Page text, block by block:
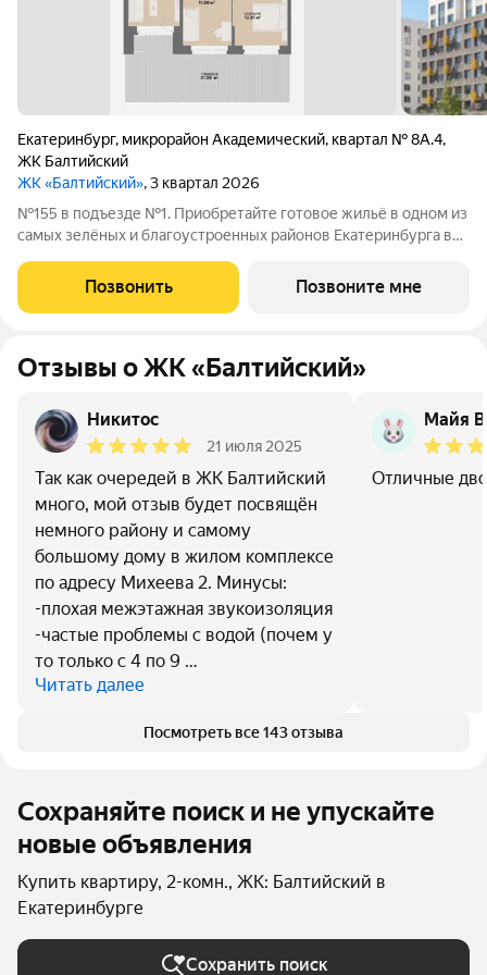
Екатеринбург, микрорайон Академический, квартал № 8А.4,
ЖК Балтийский
ЖК «Балтийский», 3 квартал 2026
№155 в подъезде №1. Приобретайте готовое жильё в одном из
самых зелёных и благоустроенных районов Екатеринбурга в
планировки: помимо стандартных, есть варианты с террасами,
антресолями,
Позвонить Позвоните мне
Отзывы о ЖК «Балтийский»
Никитос
21 июля 2025
Так как очередей в ЖК Балтийский
много, мой отзыв будет посвящён
немного району и самому
большому дому в жилом комплексе
по адресу Михеева 2. Минусы:
-плохая межэтажная звукоизоляция
-частые проблемы с водой (почем у
то только с 4 по 9 …
Читать далее
Майя
Отличные
Посмотреть все 143 отзыва
Сохраняйте поиск и не упускайте
новые объявления
Купить квартиру, 2-комн., ЖК: Балтийский в
Екатеринбурге
Сохранить поиск